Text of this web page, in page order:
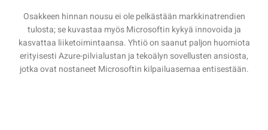
Osakkeen hinnan nousu ei ole pelkästään markkinatrendien
tulosta; se kuvastaa myös Microsoftin kykyä innovoida ja
kasvattaa liiketoimintaansa. Yhtiö on saanut paljon huomiota
erityisesti Azure-pilvialustan ja tekoälyn sovellusten ansiosta,
jotka ovat nostaneet Microsoftin kilpailuasemaa entisestään.